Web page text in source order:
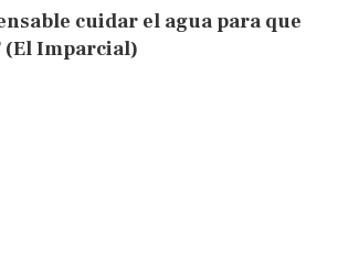
cuidar el agua para que
(El Imparcial)